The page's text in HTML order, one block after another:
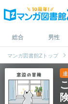
総合 男性
マンガ図書館Zトップ